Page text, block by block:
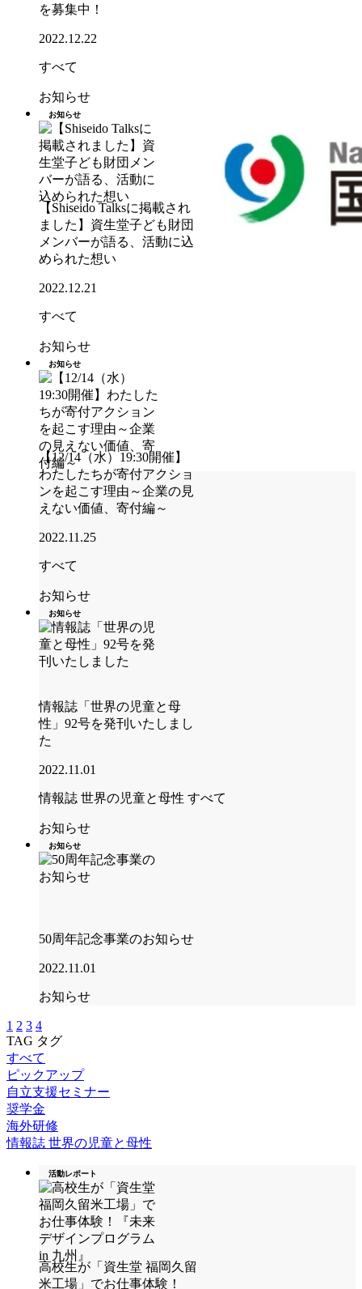
を募集中！
2022.12.22
すべて
お知らせ
お知らせ
【Shiseido Talksに掲載され
ました】資生堂子ども財団
メンバーが語る、活動に込
められた想い
2022.12.21
すべて
お知らせ
お知らせ
【12/14（水）19:30開催】
わたしたちが寄付アクショ
ンを起こす理由～企業の見
えない価値、寄付編～
2022.11.25
すべて
お知らせ
お知らせ
情報誌「世界の児童と母
性」92号を発刊いたしまし
た
2022.11.01
情報誌 世界の児童と母性 すべて
お知らせ
お知らせ
50周年記念事業のお知らせ
2022.11.01
お知らせ
1 2 3 4
TAG タグ
すべて
ピックアップ
自立支援セミナー
奨学金
海外研修
情報誌 世界の児童と母性
活動レポート
高校生が「資生堂 福岡久留
米工場」でお仕事体験！